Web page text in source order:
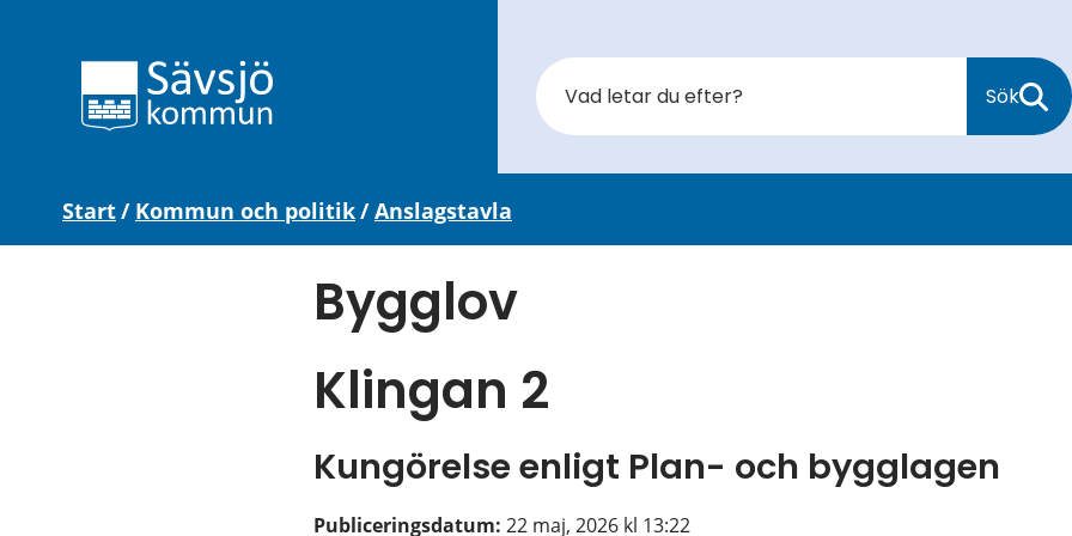
Sök
Start/ Kommun och politik/Anslagstavla
Bygglov
Klingan 2
Kungörelse enligt Plan- och bygglagen
Publiceringsdatum: 22 maj, 2026 kl 13:22